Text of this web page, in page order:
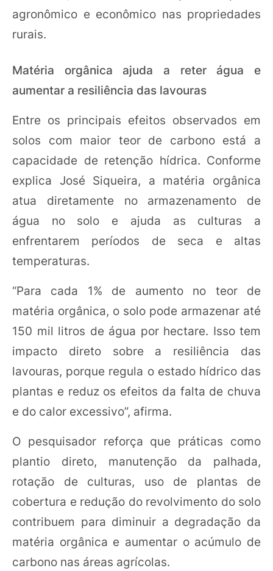
agronômico e econômico nas propriedades
rurais.
Matéria orgânica ajuda a reter água e
aumentar a resiliência das lavouras
Entre os principais efeitos observados em
solos com maior teor de carbono está a
capacidade de retenção hídrica. Conforme
explica José Siqueira, a matéria orgânica
atua diretamente no armazenamento de
água no solo e ajuda as culturas a
enfrentarem períodos de seca e altas
temperaturas.
“Para cada 1% de aumento no teor de
matéria orgânica, o solo pode armazenar até
150 mil litros de água por hectare. Isso tem
impacto direto sobre a resiliência das
lavouras, porque regula o estado hídrico das
plantas e reduz os efeitos da falta de chuva
e do calor excessivo”, afirma.
O pesquisador reforça que práticas como
plantio direto, manutenção da palhada,
rotação de culturas, uso de plantas de
cobertura e redução do revolvimento do solo
contribuem para diminuir a degradação da
matéria orgânica e aumentar o acúmulo de
carbono nas áreas agrícolas.